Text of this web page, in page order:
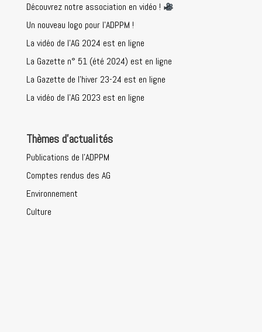
Découvrez notre association en vidéo !
Un nouveau logo pour l’ADPPM !
La vidéo de l’AG 2024 est en ligne
La Gazette n° 51 (été 2024) est en ligne
La Gazette de l’hiver 23-24 est en ligne
La vidéo de l’AG 2023 est en ligne
Thèmes d’actualités
Publications de l’ADPPM
Comptes rendus des AG
Environnement
Culture